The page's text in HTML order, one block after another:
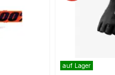
auf Lager